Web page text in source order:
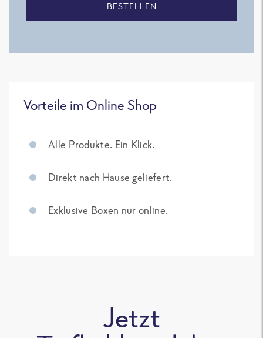
BESTELLEN
Vorteile im Online Shop
Alle Produkte. Ein Klick.
Direkt nach Hause geliefert.
Exklusive Boxen nur online.
Jetzt